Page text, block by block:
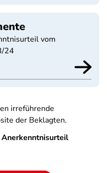
vom
24
irreführende
der Beklagten.